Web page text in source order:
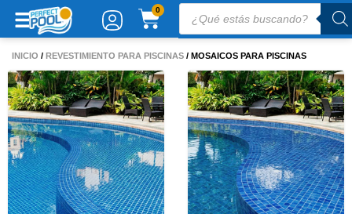
0
CARRITO
productos
INICIO / REVESTIMIENTO PARA PISCINAS / MOSAICOS PARA PISCINAS